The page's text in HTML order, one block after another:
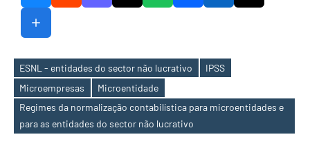
Etiquetas
ESNL - entidades do sector não lucrativo
IPSS
Microempresas
Microentidade
Regimes da normalização contabilística para microentidades e
para as entidades do sector não lucrativo